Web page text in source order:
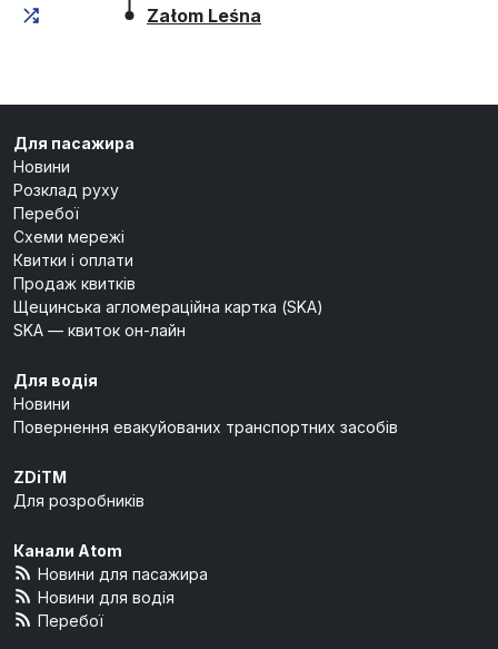
Załom Leśna
Для пасажира
Новини
Розклад руху
Перебої
Схеми мережі
Квитки і оплати
Продаж квитків
Щецинська агломераційна картка (SKA)
SKA — квиток он-лайн
Для водія
Новини
Повернення евакуйованих транспортних засобів
ZDiTM
Для розробників
Канали Atom
Новини для пасажира
Новини для водія
Перебої